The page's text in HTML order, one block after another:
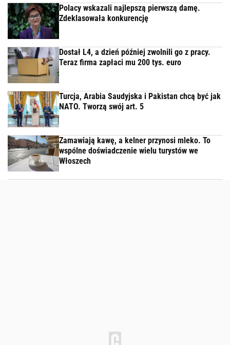
Polacy wskazali najlepszą pierwszą damę.
Zdeklasowała konkurencję
Dostał L4, a dzień później zwolnili go z pracy.
Teraz firma zapłaci mu 200 tys. euro
Turcja, Arabia Saudyjska i Pakistan chcą być jak
NATO. Tworzą swój art. 5
Zamawiają kawę, a kelner przynosi mleko. To
wspólne doświadczenie wielu turystów we
Włoszech